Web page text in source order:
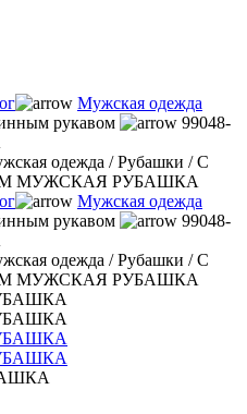
Мужская одежда
рукавом
99048-
одежда /Рубашки /С
МУЖСКАЯ РУБАШКА
Мужская одежда
рукавом
99048-
одежда /Рубашки /С
МУЖСКАЯ РУБАШКА